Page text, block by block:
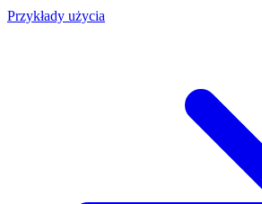
Przykłady użycia